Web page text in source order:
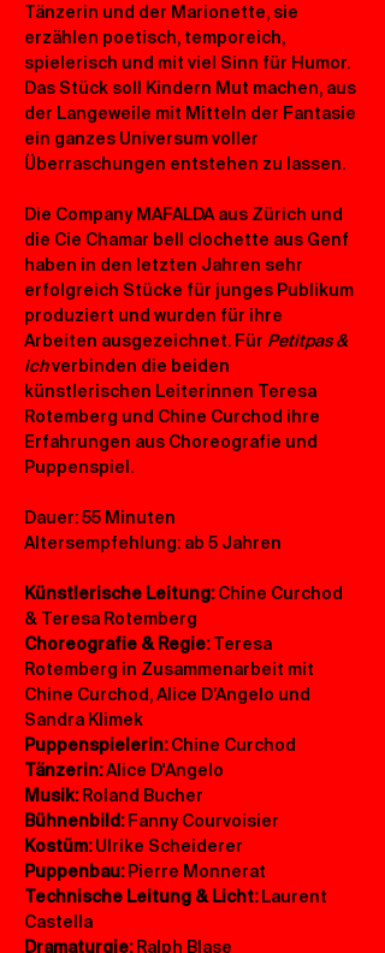
Tänzerin und der Marionette, sie
erzählen poetisch, temporeich,
spielerisch und mit viel Sinn für Humor.
Das Stück soll Kindern Mut machen, aus
der Langeweile mit Mitteln der Fantasie
ein ganzes Universum voller
Überraschungen entstehen zu lassen.
Die Company MAFALDA aus Zürich und
die Cie Chamar bell clochette aus Genf
haben in den letzten Jahren sehr
erfolgreich Stücke für junges Publikum
produziert und wurden für ihre
Arbeiten ausgezeichnet. Für Petitpas &
ich verbinden die beiden
künstlerischen Leiterinnen Teresa
Rotemberg und Chine Curchod ihre
Erfahrungen aus Choreografie und
Puppenspiel.
Dauer: 55 Minuten
Altersempfehlung: ab 5 Jahren
Künstlerische Leitung: Chine Curchod
& Teresa Rotemberg
Choreografie & Regie: Teresa
Rotemberg in Zusammenarbeit mit
Chine Curchod, Alice D’Angelo und
Sandra Klimek
Puppenspielerin: Chine Curchod
Tänzerin: Alice D'Angelo
Musik: Roland Bucher
Bühnenbild: Fanny Courvoisier
Kostüm: Ulrike Scheiderer
Puppenbau: Pierre Monnerat
Technische Leitung & Licht: Laurent
Castella
Dramaturgie: Ralph Blase